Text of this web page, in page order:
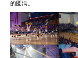
的圆满。